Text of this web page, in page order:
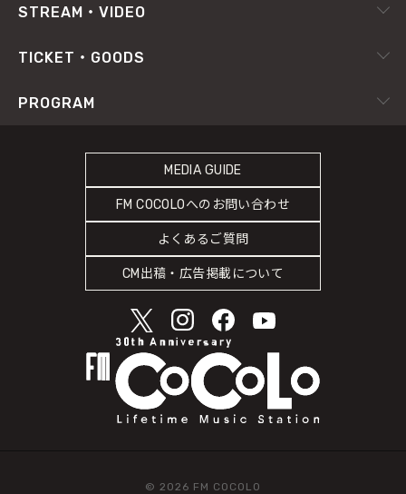
番組審議会
プライバシーポリシー
緊急地震速報の対応
災害情報共有パートナーシップ
人権尊重・コンプライアンスに関する調査の結果について
RADIPASS
Instagram
STREAM・VIDEO
radiko.jp
TICKET・GOODS
RADIPASS TICKET
PROGRAM
MEDIA GUIDE
FM COCOLOへのお問い合わせ
よくあるご質問
CM出稿・広告掲載について
© 2026 FM COCOLO